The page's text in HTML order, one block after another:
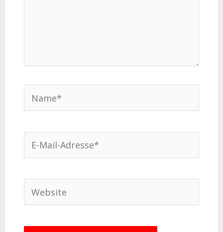
Name*
Mail-
Website